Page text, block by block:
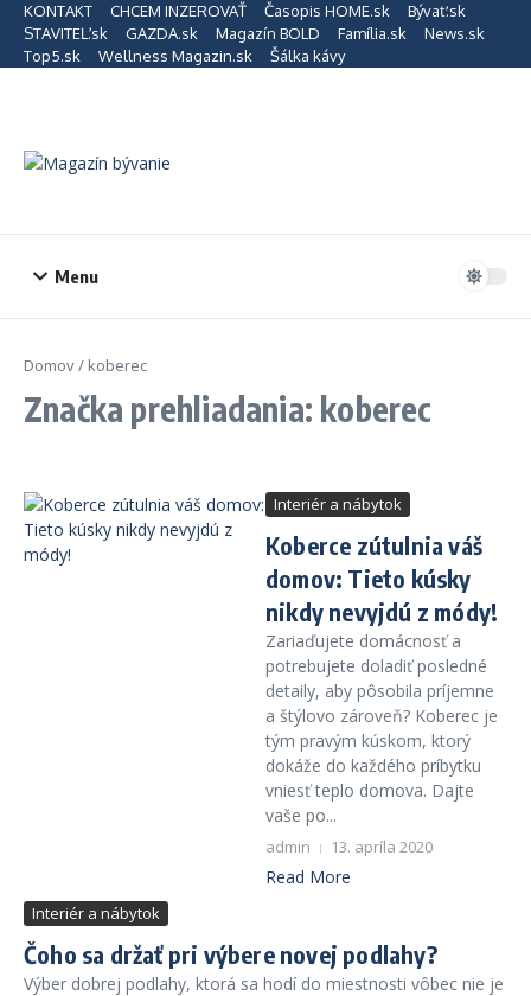
Preskočiť na obsah
KONTAKT CHCEM INZEROVAŤ Časopis HOME.sk
Bývať.sk
STAVITEĽ.sk
GAZDA.sk Magazín BOLD Família.sk
News.sk
Top5.sk
Wellness Magazin.sk Šálka kávy
Menu
Domov/ koberec
Značka prehliadania: koberec
Interiér a nábytok
Koberce zútulnia váš
domov: Tieto kúsky
nikdy nevyjdú z módy!
Zariaďujete domácnosť a
potrebujete doladiť posledné
detaily, aby pôsobila príjemne
a štýlovo zároveň? Koberec je
tým pravým kúskom, ktorý
dokáže do každého príbytku
vniesť teplo domova. Dajte
vaše po...
admin 13. apríla 2020
Read More
Interiér a nábytok
Čoho sa držať pri výbere novej podlahy?
Výber dobrej podlahy, ktorá sa hodí do miestnosti vôbec nie je